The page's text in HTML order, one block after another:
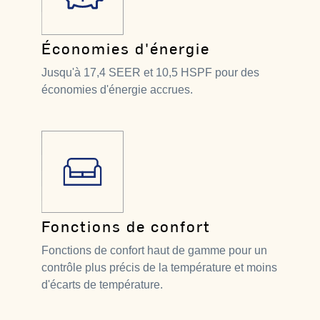
Économies d'énergie
Jusqu'à 17,4 SEER et 10,5 HSPF pour des
économies d'énergie accrues.
Fonctions de confort
Fonctions de confort haut de gamme pour un
contrôle plus précis de la température et moins
d'écarts de température.